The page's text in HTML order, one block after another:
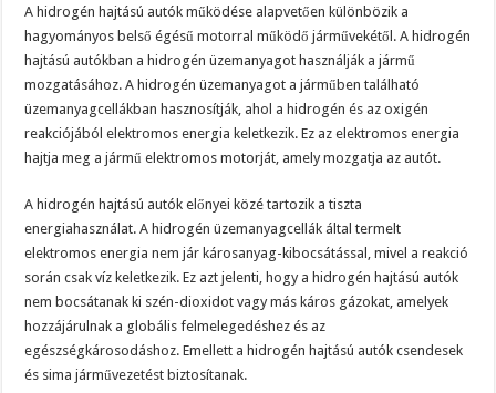
A hidrogén hajtású autók működése alapvetően különbözik a
hagyományos belső égésű motorral működő járművekétől. A hidrogén
hajtású autókban a hidrogén üzemanyagot használják a jármű
mozgatásához. A hidrogén üzemanyagot a járműben található
üzemanyagcellákban hasznosítják, ahol a hidrogén és az oxigén
reakciójából elektromos energia keletkezik. Ez az elektromos energia
hajtja meg a jármű elektromos motorját, amely mozgatja az autót.
A hidrogén hajtású autók előnyei közé tartozik a tiszta
energiahasználat. A hidrogén üzemanyagcellák által termelt
elektromos energia nem jár károsanyag-kibocsátással, mivel a reakció
során csak víz keletkezik. Ez azt jelenti, hogy a hidrogén hajtású autók
nem bocsátanak ki szén-dioxidot vagy más káros gázokat, amelyek
hozzájárulnak a globális felmelegedéshez és az
egészségkárosodáshoz. Emellett a hidrogén hajtású autók csendesek
és sima járművezetést biztosítanak.